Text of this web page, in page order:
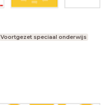
Voortgezet speciaal onderwijs